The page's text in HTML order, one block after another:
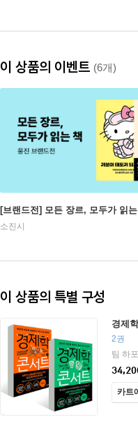
이 상품의 이벤트 (6개)
[브랜드전] 모든 장르, 모두가 읽
소진시
이 상품의 특별 구성
경제
2권
팀 하
카트